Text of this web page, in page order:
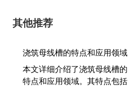
其他推荐
浇筑母线槽的特点和应用领域
本文详细介绍了浇筑母线槽的
特点和应用领域。其特点包括